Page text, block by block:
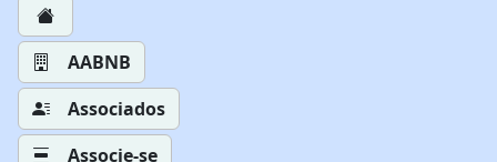
AABNB
Associados
Associe-se